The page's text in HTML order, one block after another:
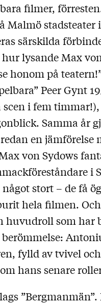
filmer,
Malmö stadsteater
särskilda
lysande Max
honom på
Peer Gynt
i fem
Samma år
en
von Sydows
i
stort – de få
hela filmen.
huvudroll som
fylld av tvivel
hans senare